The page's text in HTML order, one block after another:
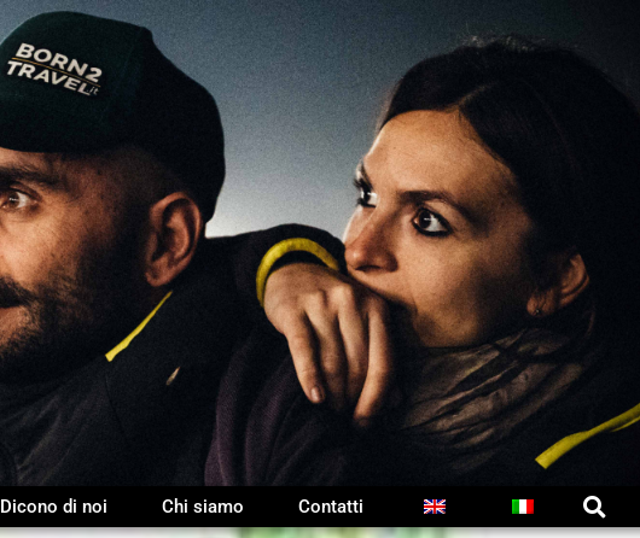
Dicono di noi Chi siamo Contatti